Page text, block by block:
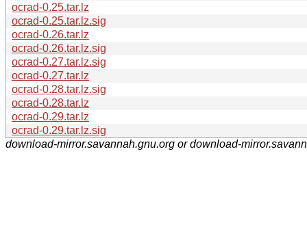
ocrad-0.25.tar.lz
ocrad-0.25.tar.lz.sig
ocrad-0.26.tar.lz
ocrad-0.26.tar.lz.sig
ocrad-0.27.tar.lz.sig
ocrad-0.27.tar.lz
ocrad-0.28.tar.lz.sig
ocrad-0.28.tar.lz
ocrad-0.29.tar.lz
ocrad-0.29.tar.lz.sig
download-mirror.savannah.gnu.org or download-